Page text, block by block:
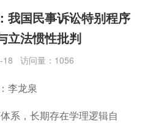
我国民事诉讼特别程序
立法惯性批判
18 访问量：1056
李龙泉
系，长期存在学理逻辑自